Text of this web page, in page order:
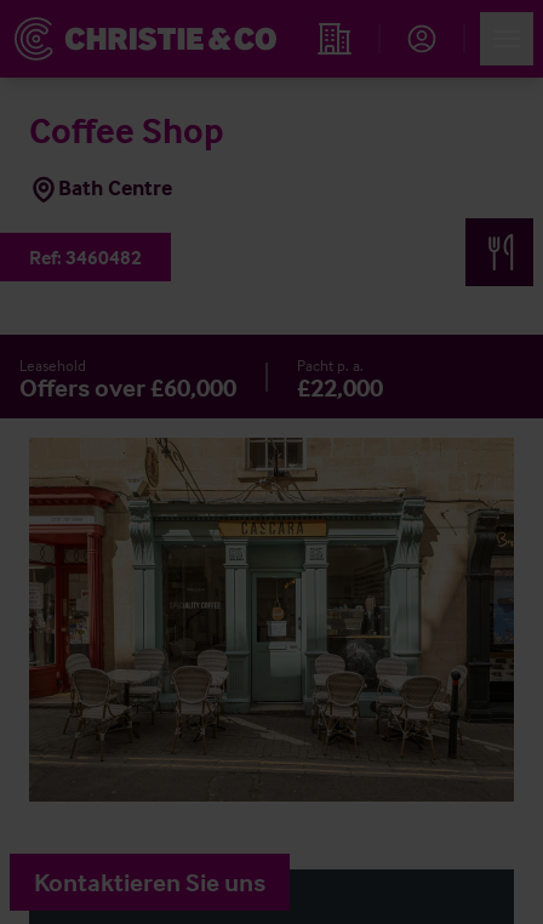
Immobiliensuche
Coffee Shop
Bath Centre
Ref: 3460482
Leasehold
Offers over £60,000
Pacht p. a.
£22,000
Kontaktieren Sie uns